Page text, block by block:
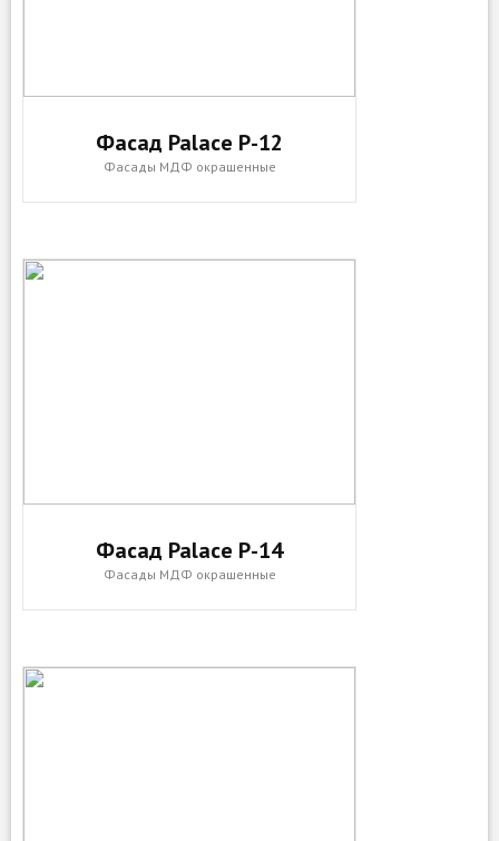
Фасад Palace P-12
Фасады МДФ окрашенные
Фасад Palace P-14
Фасады МДФ окрашенные